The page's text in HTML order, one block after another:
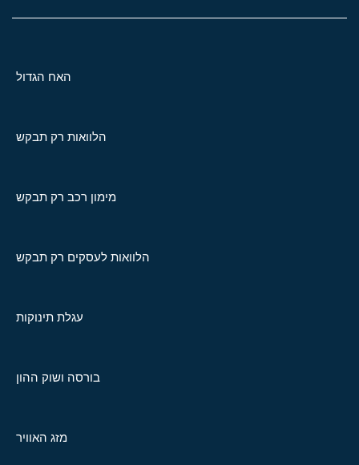
האח הגדול
הלוואות רק תבקש
מימון רכב רק תבקש
הלוואות לעסקים רק תבקש
עגלת תינוקות
בורסה ושוק ההון
מזג האוויר